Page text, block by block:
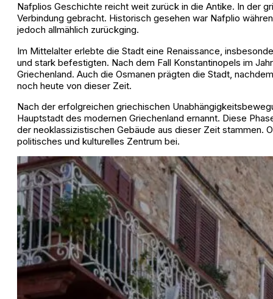
Nafplios Geschichte reicht weit zurück in die Antike. In der
Verbindung gebracht. Historisch gesehen war Nafplio
jedoch allmählich zurückging.
Im Mittelalter erlebte die Stadt eine Renaissance,
und stark befestigten. Nach dem Fall Konstantinopels im
Griechenland. Auch die Osmanen prägten die Stadt,
noch heute von dieser Zeit.
Nach der erfolgreichen griechischen
Hauptstadt des modernen Griechenland ernannt. Diese
der neoklassizistischen Gebäude aus dieser Zeit stammen.
politisches und kulturelles Zentrum bei.